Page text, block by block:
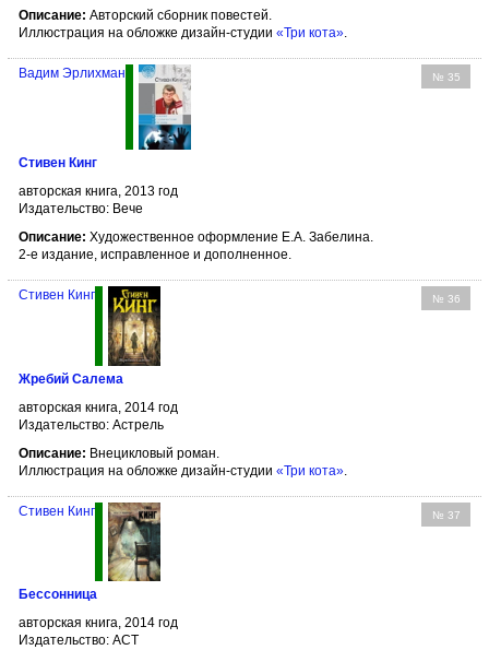
Описание: Авторский сборник повестей.
Иллюстрация на обложке дизайн-студии «Три кота».
№ 35
Вадим Эрлихман
Стивен Кинг
авторская книга, 2013 год
Издательство: Вече
Описание: Художественное оформление Е.А. Забелина.
2-е издание, исправленное и дополненное.
№ 36
Стивен Кинг
Жребий Салема
авторская книга, 2014 год
Издательство: Астрель
Описание: Внецикловый роман.
Иллюстрация на обложке дизайн-студии «Три кота».
№ 37
Стивен Кинг
Бессонница
авторская книга, 2014 год
Издательство: АСТ